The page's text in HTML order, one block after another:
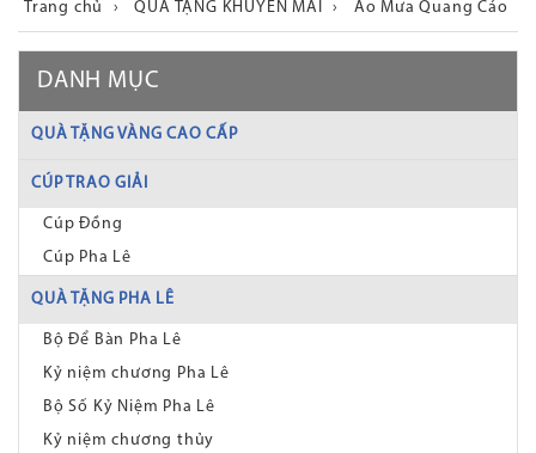
Trang chủ › QUÀ TẶNG KHUYẾN MÃI › Áo Mưa Quang Cáo
DANH MỤC
QUÀ TẶNG VÀNG CAO CẤP
CÚP TRAO GIẢI
Cúp Đồng
Cúp Pha Lê
QUÀ TẶNG PHA LÊ
Bộ Để Bàn Pha Lê
Kỷ niệm chương Pha Lê
Bộ Số Kỷ Niệm Pha Lê
Kỷ niệm chương thủy